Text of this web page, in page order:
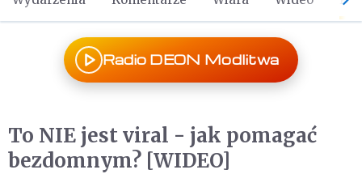
Radio DEON Modlitwa
To NIE jest viral - jak pomagać
bezdomnym? [WIDEO]